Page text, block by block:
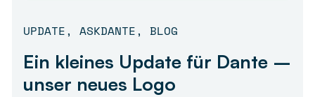
UPDATE, ASKDANTE, BLOG
Ein kleines Update für Dante –
unser neues Logo